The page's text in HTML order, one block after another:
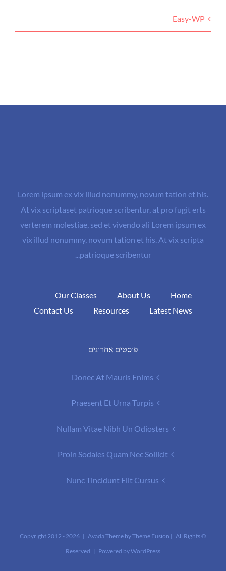
Easy-WP
Lorem ipsum ex vix illud nonummy, novum tation et his.
At vix scriptaset patrioque scribentur, at pro fugit erts
verterem molestiae, sed et vivendo ali Lorem ipsum ex
vix illud nonummy, novum tation et his. At vix scripta
patrioque scribentur...
Home
About Us
Our Classes
Latest News
Resources
Contact Us
פוסטים אחרונים
Donec At Mauris Enims
Praesent Et Urna Turpis
Nullam Vitae Nibh Un Odiosters
Proin Sodales Quam Nec Sollicit
Nunc Tincidunt Elit Cursus
© Copyright 2012 -
2026 | Avada Theme byTheme Fusion | All Rights
Reserved | Powered byWordPress